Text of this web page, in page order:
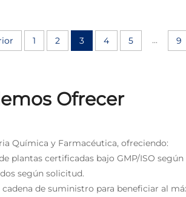
1 2 3 4 5 ... 9
Ofrecer
Química y Farmacéutica, ofreciendo:
plantas certificadas bajo GMP/ISO
según solicitud.
de suministro para beneficiar al